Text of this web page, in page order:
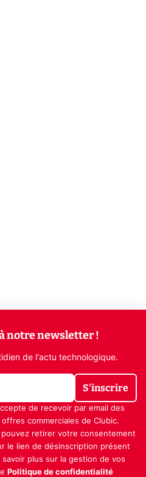
notre newsletter !
de l'actu technologique.
S'inscrire
de recevoir par email des
commerciales de Clubic.
pouvez retirer votre consentement
le lien de désinscription présent
plus sur la gestion de vos
Politique de confidentialité